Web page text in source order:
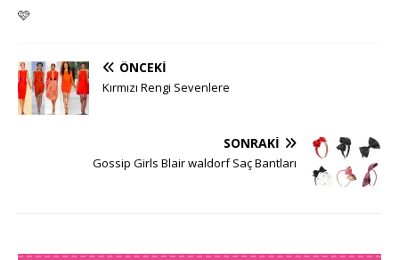
🩷
ÖNCEKI
Kırmızı Rengi Sevenlere
SONRAKI
Gossip Girls Blair waldorf Saç Bantları